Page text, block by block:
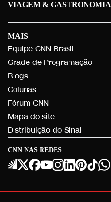
CNN NAS REDES
MAIS
Equipe CNN Brasil
Grade de Programação
Blogs
Colunas
Fórum CNN
Mapa do site
Distribuição do Sinal
VIAGEM & GASTRONOMIA